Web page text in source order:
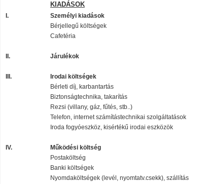
KIADÁSOK
I. Személyi kiadások
Bérjellegű költségek
Cafetéria
II. Járulékok
III. Irodai költségek
Bérleti díj, karbantartás
Biztonságtechnika, takarítás
Rezsi (villany, gáz, fűtés, stb..)
Telefon, internet számítástechnikai szolgáltatások
Iroda fogyóeszköz, kisértékű irodai eszközök
IV. Működési költség
Postaköltség
Banki költségek
Nyomdaköltségek (levél, nyomtatv.csekk), szállítás